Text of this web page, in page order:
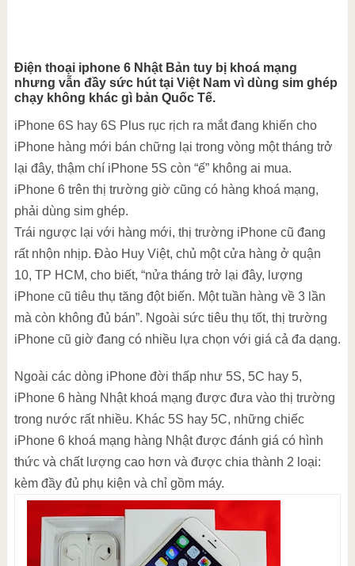
Điện thoại iphone 6 Nhật Bản tuy bị khoá mạng
nhưng vẫn đầy sức hút tại Việt Nam vì dùng sim ghép
chạy không khác gì bản Quốc Tế.
iPhone 6S hay 6S Plus rục rịch ra mắt đang khiến cho
iPhone hàng mới bán chững lại trong vòng một tháng trở
lại đây, thậm chí iPhone 5S còn “ế” không ai mua.
iPhone 6 trên thị trường giờ cũng có hàng khoá mạng,
phải dùng sim ghép.
Trái ngược lại với hàng mới, thị trường iPhone cũ đang
rất nhộn nhịp. Đào Huy Việt, chủ một cửa hàng ở quận
10, TP HCM, cho biết, “nửa tháng trở lại đây, lượng
iPhone cũ tiêu thụ tăng đột biến. Một tuần hàng về 3 lần
mà còn không đủ bán”. Ngoài sức tiêu thụ tốt, thị trường
iPhone cũ giờ đang có nhiều lựa chọn với giá cả đa dạng.
Ngoài các dòng iPhone đời thấp như 5S, 5C hay 5,
iPhone 6 hàng Nhật khoá mạng được đưa vào thị trường
trong nước rất nhiều. Khác 5S hay 5C, những chiếc
iPhone 6 khoá mạng hàng Nhật được đánh giá có hình
thức và chất lượng cao hơn và được chia thành 2 loại:
kèm đầy đủ phụ kiện và chỉ gồm máy.